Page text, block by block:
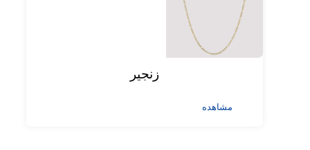
زنجیر
مشاهده